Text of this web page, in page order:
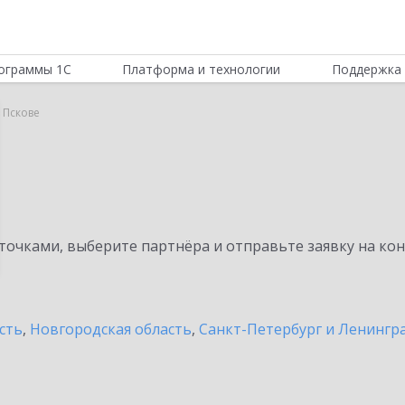
1С Платформа и технологии Поддержка
Пскове
выберите партнёра и отправьте заявку на
, Новгородская область, Санкт-Петербург и